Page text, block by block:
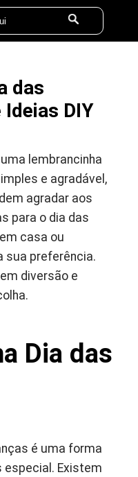
das
DIY
lembrancinha
e agradável,
agradar aos
para o dia das
casa ou
sua preferência.
diversão e
Dia das
é uma forma
especial. Existem